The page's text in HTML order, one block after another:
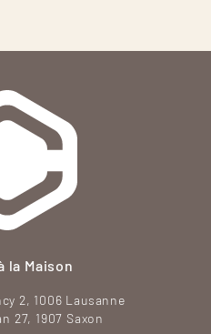
la Maison
2, 1006 Lausanne
27, 1907 Saxon